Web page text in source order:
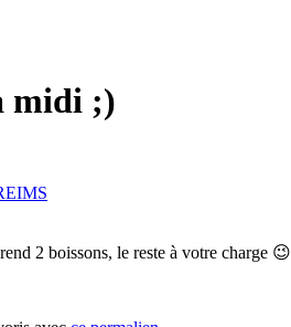
midi ;)
2 boissons, le reste à votre charge 😉